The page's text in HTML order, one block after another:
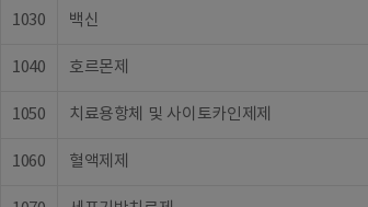
1030 백신
1040 호르몬제
1050 치료용항체 및 사이토카인제제
1060 혈액제제